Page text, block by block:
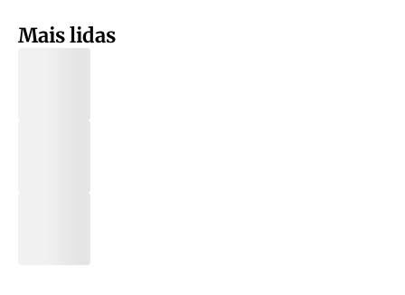
Mais lidas